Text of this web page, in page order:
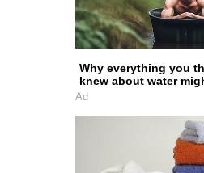
Why everything you
knew about water
Ad